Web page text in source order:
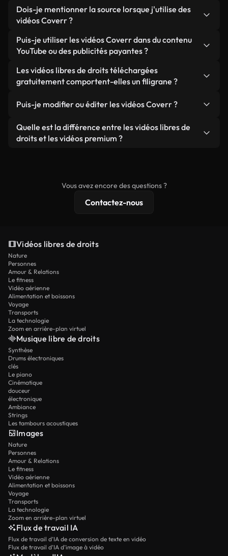
vous utilisez.
ils conservent une qualité élevée tout en
minimisant les temps de chargement et en
améliorant des indicateurs comme le LCP.
Vous pouvez en créer une instantanément avec
Coverr AI Studio. Il vous suffit de décrire la scène,
Studio générera en quelques secondes une vidéo
personnalisée conforme à nos normes de licence.
Dois-je mentionner la source lorsque j'utilise des
vidéos Coverr ?
Aucune attribution n'est requise. Toutes les vidéos
de notre bibliothèque sont libres de droits et
même si cela est toujours apprécié.
Puis-je utiliser les vidéos Coverr dans du contenu
YouTube ou des publicités payantes ?
Oui. Toutes les séquences vidéo de Coverr peuvent
être utilisées dans des vidéos YouTube monétisées,
publicités clients, à condition de ne pas revendre
que produit autonome.
Les vidéos libres de droits téléchargées
gratuitement comportent-elles un filigrane ?
soient réelles ou générées par IA, ne comporte de
filigrane. Vous obtenez des images nettes et
prêtes à l'emploi.
Puis-je modifier ou éditer les vidéos Coverr ?
Oui. Vous pouvez librement découper, recadrer ou
remixer nos vidéos. Assurez-vous simplement que
Quelle est la différence entre les vidéos libres de
droits et les vidéos premium ?
résolution 4K et des protections de licence
Vous avez encore des questions ?
Contactez-nous
Vidéos libres de droits
Nature
Personnes
Amour & Relations
Le fitness
Vidéo aérienne
Alimentation et boissons
Voyage
Transports
La technologie
Zoom en arrière-plan virtuel
Musique libre de droits
Synthèse
Drums électroniques
clés
Le piano
Cinématique
douceur
électronique
Ambiance
Strings
Les tambours acoustiques
Images
Nature
Personnes
Amour & Relations
Le fitness
Vidéo aérienne
Alimentation et boissons
Voyage
Transports
La technologie
Zoom en arrière-plan virtuel
Flux de travail IA
Flux de travail d’IA de conversion de texte en vidéo
Flux de travail d’IA d’image à vidéo